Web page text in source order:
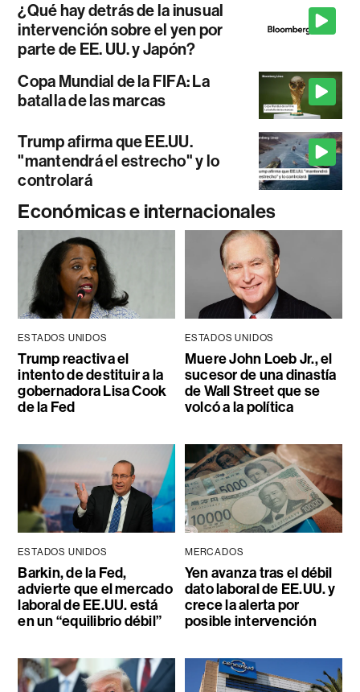
¿Qué hay detrás de la inusual
intervención sobre el yen por
parte de EE. UU. y Japón?
Copa Mundial de la FIFA: La
batalla de las marcas
Trump afirma que EE.UU.
"mantendrá el estrecho" y lo
controlará
Económicas e internacionales
ESTADOS UNIDOS
Trump reactiva el
intento de destituir a la
gobernadora Lisa Cook
de la Fed
ESTADOS UNIDOS
Muere John Loeb Jr., el
sucesor de una dinastía
de Wall Street que se
volcó a la política
ESTADOS UNIDOS
Barkin, de la Fed,
advierte que el mercado
laboral de EE.UU. está
en un “equilibrio débil”
MERCADOS
Yen avanza tras el débil
dato laboral de EE.UU. y
crece la alerta por
posible intervención